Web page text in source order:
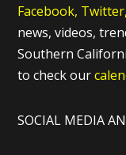
Facebook, Twitter,
news, videos,
Southern
to check our
SOCIAL MEDIA